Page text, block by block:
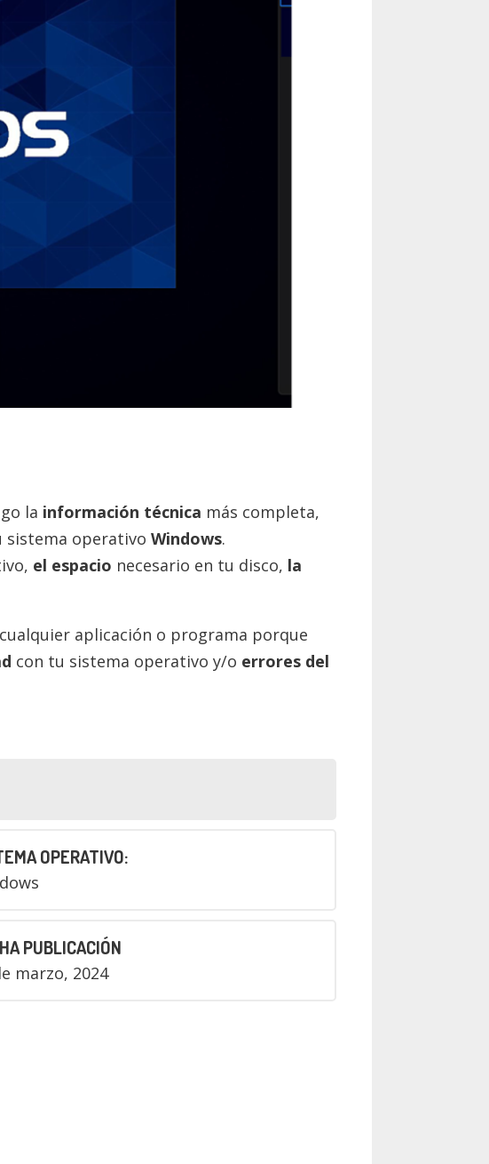
la información técnica más completa,
sistema operativo Windows.
el espacio necesario en tu disco, la
aplicación o programa porque
con tu sistema operativo y/o errores del
OPERATIVO:
PUBLICACIÓN
marzo, 2024